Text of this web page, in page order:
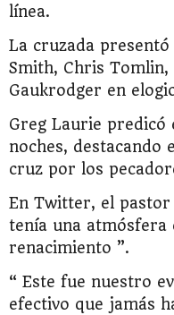
línea.
La cruzada
Smith, Chris Tomlin,
Gaukrodger en
Greg Laurie predicó
noches, destacando
cruz por los
En Twitter, el
tenía una atmósfera
renacimiento ”.
“ Este fue nuestro
efectivo que jamás